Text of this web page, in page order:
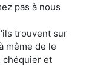
pas à nous
trouvent sur
même de le
chéquier et